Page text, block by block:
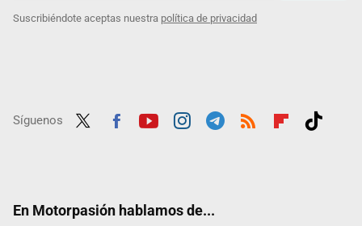
Suscribiéndote aceptas nuestra política de privacidad
Síguenos
En Motorpasión hablamos de...